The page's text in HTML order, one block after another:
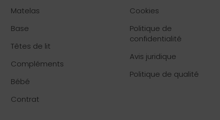
Matelas
Base
Têtes de lit
Compléments
Bébé
Contrat
Cookies
Politique de
confidentialité
Avis juridique
Politique de qualité